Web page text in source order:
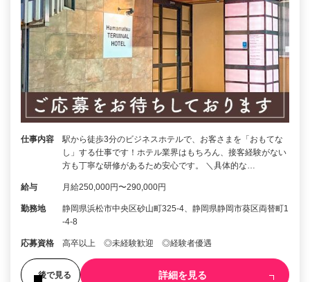
仕事内容
駅から徒歩3分のビジネスホテルで、お客さまを「おもてな
し」する仕事です！ホテル業界はもちろん、接客経験がない
方も丁寧な研修があるため安心です。 ＼具体的な…
給与 月給250,000円〜290,000円
勤務地
静岡県浜松市中央区砂山町325-4、静岡県静岡市葵区両替町1
-4-8
応募資格 高卒以上 ◎未経験歓迎 ◎経験者優遇
後で見る 詳細を見る